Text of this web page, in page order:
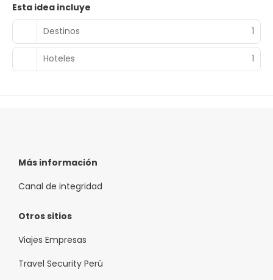
Come algo en Restaurante Winter Garden, uno de los 2
restaurantes de este hotel, o simplemente llama al
servicio de habitaciones con horario limitado. Apaga la
sed con tu bebida favorita en el bar o lounge. El desayuno
bufé gratuito se ofrece entre semana de 07:00 a 10:30,
mientras que el horario de sábados y domingos es de
Esta idea incluye
Destinos
1
Hoteles 1
Más información
Canal de integridad
Otros sitios
Viajes Empresas
Travel Security Perú